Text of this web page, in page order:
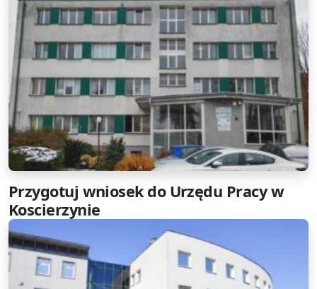
Przygotuj wniosek do Urzędu Pracy w
Koscierzynie